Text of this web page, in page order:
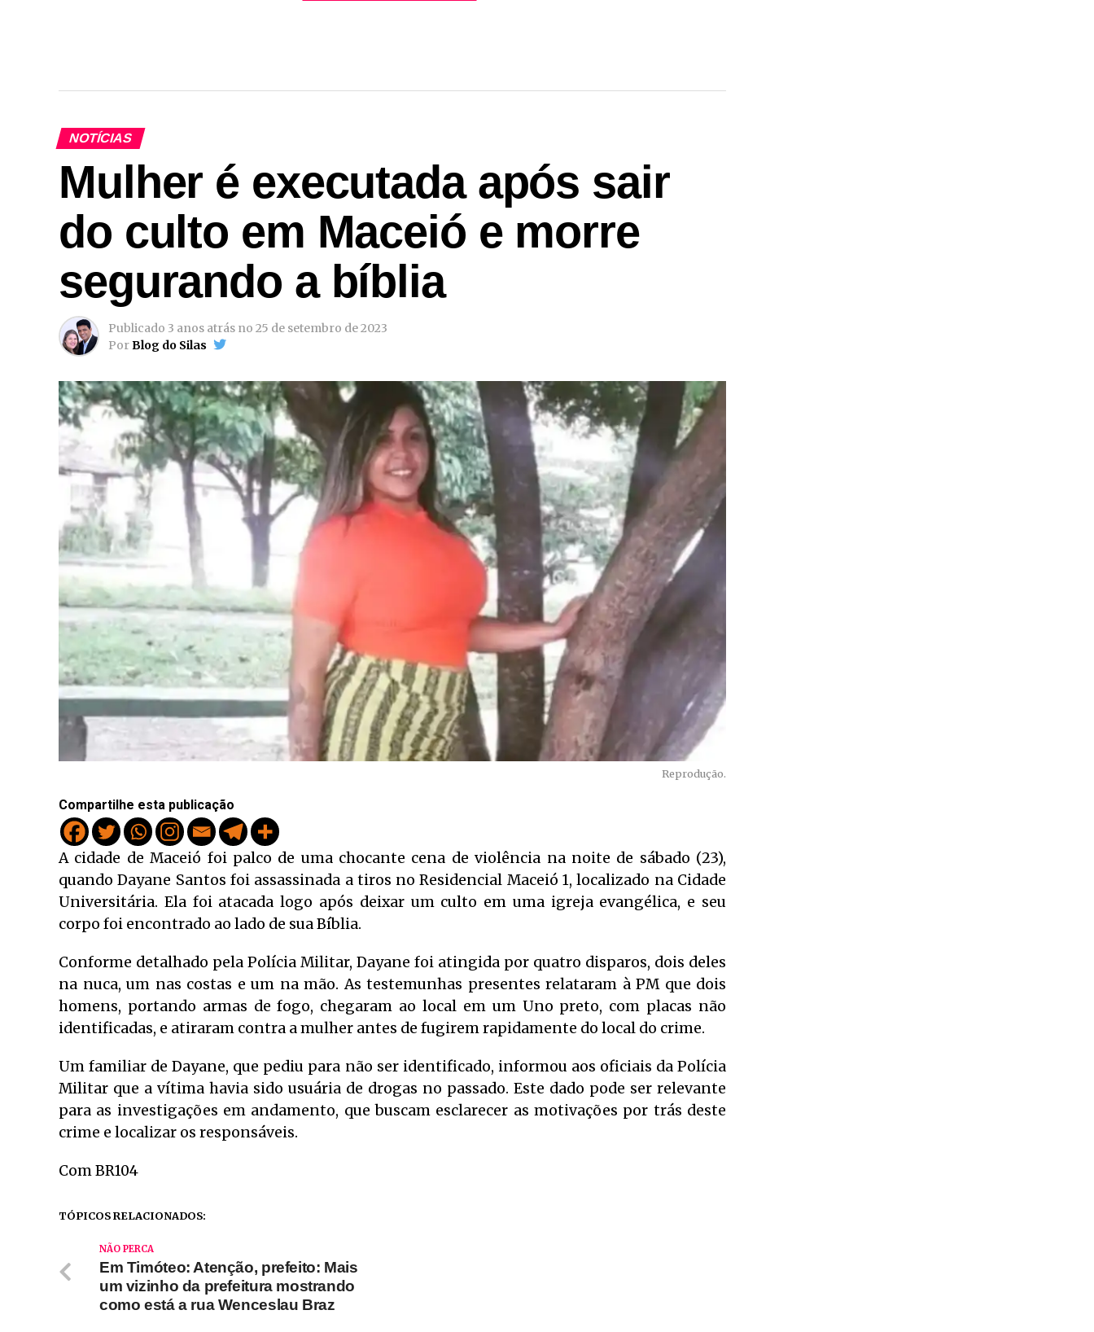
NOTÍCIAS
Mulher é executada após sair
do culto em Maceió e morre
segurando a bíblia
Publicado 3 anos atrás no 25 de setembro de 2023
PorBlog do Silas
Reprodução.
Compartilhe esta publicação
A cidade de Maceió foi palco de uma chocante cena de violência na noite de sábado (23),
quando Dayane Santos foi assassinada a tiros no Residencial Maceió 1, localizado na Cidade
Universitária. Ela foi atacada logo após deixar um culto em uma igreja evangélica, e seu
corpo foi encontrado ao lado de sua Bíblia.
Conforme detalhado pela Polícia Militar, Dayane foi atingida por quatro disparos, dois deles
na nuca, um nas costas e um na mão. As testemunhas presentes relataram à PM que dois
homens, portando armas de fogo, chegaram ao local em um Uno preto, com placas não
identificadas, e atiraram contra a mulher antes de fugirem rapidamente do local do crime.
Um familiar de Dayane, que pediu para não ser identificado, informou aos oficiais da Polícia
Militar que a vítima havia sido usuária de drogas no passado. Este dado pode ser relevante
para as investigações em andamento, que buscam esclarecer as motivações por trás deste
crime e localizar os responsáveis.
Com BR104
TÓPICOS RELACIONADOS:
NÃO PERCA
Em Timóteo: Atenção, prefeito: Mais
um vizinho da prefeitura mostrando
como está a rua Wenceslau Braz